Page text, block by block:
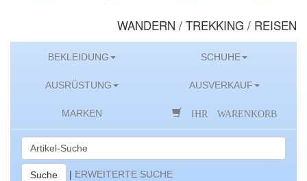
WANDERN / TREKKING / REISEN
BEKLEIDUNG SCHUHE
AUSRÜSTUNG AUSVERKAUF
MARKEN IHR WARENKORB
Suche | ERWEITERTE SUCHE